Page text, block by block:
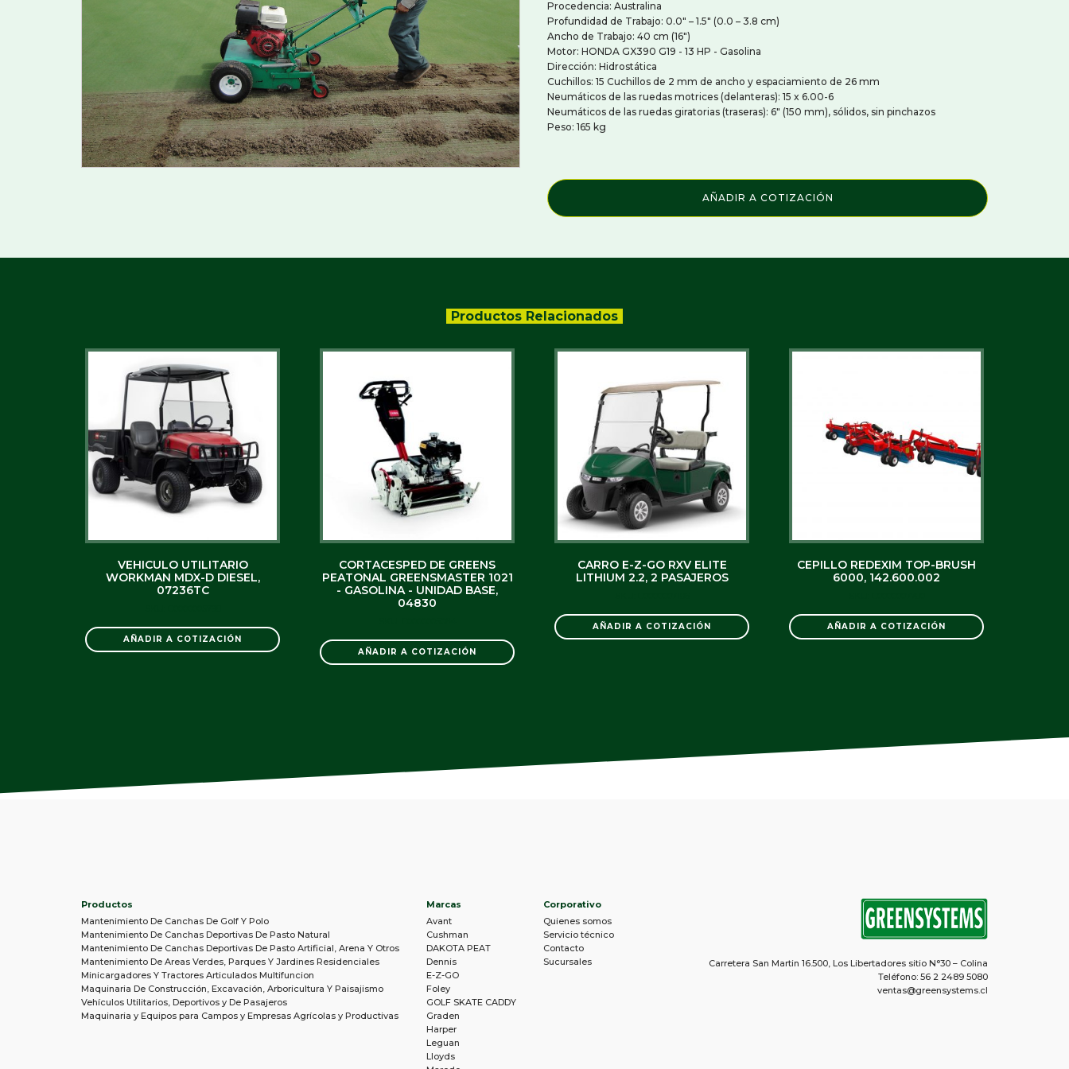
Rastras De Corte Helicoidales Para
Rastras De Corte Rotativo Para Polo
Rastrillos Para Bunkers
Resembradoras Para Cesped
Rodillos Para Greens
Sopladoras Y Cepillos Para Césped
Vehículos Para Jugar Golf
Vehículos Utilitarios Para Golf
Verticortadoras Para Cesped
Multifunción
Resembradoras Para Cesped
Sopladoras Y Cepillos Para Césped
Verticortadoras Para Cesped
VEHÍCULOS UTILITARIOS,
DEPORTIVOS Y DE PASAJEROS
Baterias Vehiculos
Vehículos De Golf
Vehículos De Trabajo Utilitarios
Vehiculos De Transporte De Pasajeros
Ahoyadores
Baldes
Chipeadoras - Biotrituradoras
Compactadores y Niveladores
Cortadoras de Troncos y Podadoras
de Árboles
Cultivadores Frontales
Destoconadoras Y Roturadores
Rotovatores Y Rastrillos
EMPRESAS AGRÍCOLAS Y
PRODUCTIVAS
Pinzas y Ganchos para Macetas y
Procedencia: Australina
Profundidad de Trabajo: 0.0" – 1.5" (0.0 – 3.8 cm)
Ancho de Trabajo: 40 cm (16")
Motor: HONDA GX390 G19 - 13 HP - Gasolina
Dirección: Hidrostática
Cuchillos: 15 Cuchillos de 2 mm de ancho y espaciamiento de 26 mm
Neumáticos de las ruedas motrices (delanteras): 15 x 6.00-6
Neumáticos de las ruedas giratorias (traseras): 6" (150 mm), sólidos, sin pinchazos
Peso: 165 kg
AÑADIR A COTIZACIÓN
Productos Relacionados
VEHICULO UTILITARIO
WORKMAN MDX-D DIESEL,
07236TC
AÑADIR A COTIZACIÓN
CORTACESPED DE GREENS
PEATONAL GREENSMASTER 1021
- GASOLINA - UNIDAD BASE,
04830
AÑADIR A COTIZACIÓN
CARRO E-Z-GO RXV ELITE
LITHIUM 2.2, 2 PASAJEROS
AÑADIR A COTIZACIÓN
CEPILLO REDEXIM TOP-BRUSH
6000, 142.600.002
AÑADIR A COTIZACIÓN
Productos
Mantenimiento De Canchas De Golf Y Polo
Mantenimiento De Canchas Deportivas De Pasto Natural
Mantenimiento De Canchas Deportivas De Pasto Artificial, Arena Y Otros
Mantenimiento De Areas Verdes, Parques Y Jardines Residenciales
Minicargadores Y Tractores Articulados Multifuncion
Maquinaria De Construcción, Excavación, Arboricultura Y Paisajismo
Vehículos Utilitarios, Deportivos y De Pasajeros
Maquinaria y Equipos para Campos y Empresas Agrícolas y Productivas
Marcas
Avant
Cushman
DAKOTA PEAT
Dennis
E-Z-GO
Foley
GOLF SKATE CADDY
Graden
Harper
Leguan
Lloyds
Corporativo
Quienes somos
Servicio técnico
Contacto
Sucursales
Carretera San Martin 16.500, Los Libertadores sitio N°30 – Colina
Teléfono: 56 2 2489 5080
ventas@greensystems.cl